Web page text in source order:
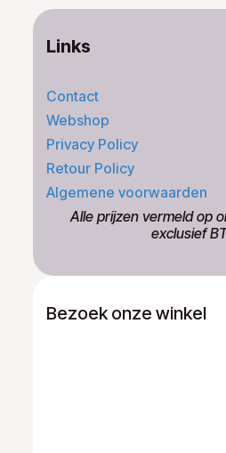
Links
Contact
Webshop
Privacy Policy
Retour Policy
Algemene voorwaarden
​Alle prijzen vermeld op
exclusief
Bezoek onze winkel